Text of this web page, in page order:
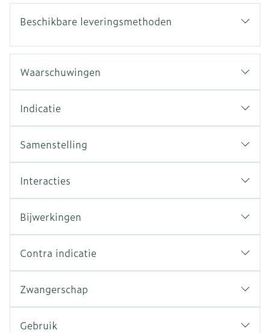
Beschikbare leveringsmethoden
Waarschuwingen
Indicatie
Samenstelling
Interacties
Bijwerkingen
Contra indicatie
Zwangerschap
Gebruik